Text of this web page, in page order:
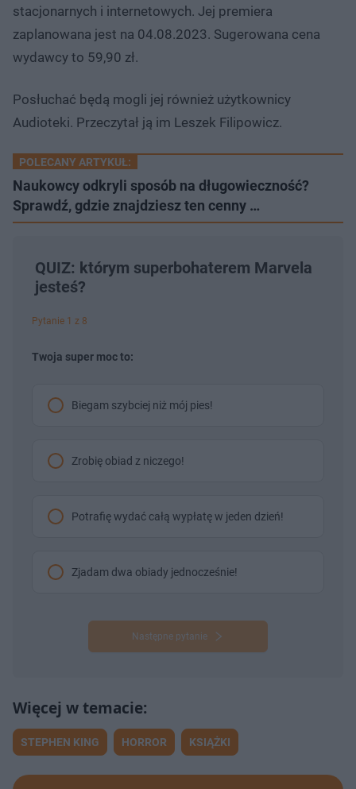
stacjonarnych i internetowych. Jej premiera
zaplanowana jest na 04.08.2023. Sugerowana cena
wydawcy to 59,90 zł.
Posłuchać będą mogli jej również użytkownicy
Audioteki. Przeczytał ją im Leszek Filipowicz.
POLECANY ARTYKUŁ:
Naukowcy odkryli sposób na długowieczność?
Sprawdź, gdzie znajdziesz ten cenny …
QUIZ: którym superbohaterem Marvela
jesteś?
Pytanie 1 z 8
Twoja super moc to:
Biegam szybciej niż mój pies!
Zrobię obiad z niczego!
Potrafię wydać całą wypłatę w jeden dzień!
Zjadam dwa obiady jednocześnie!
Następne pytanie
STEPHEN KING HORROR KSIĄŻKI